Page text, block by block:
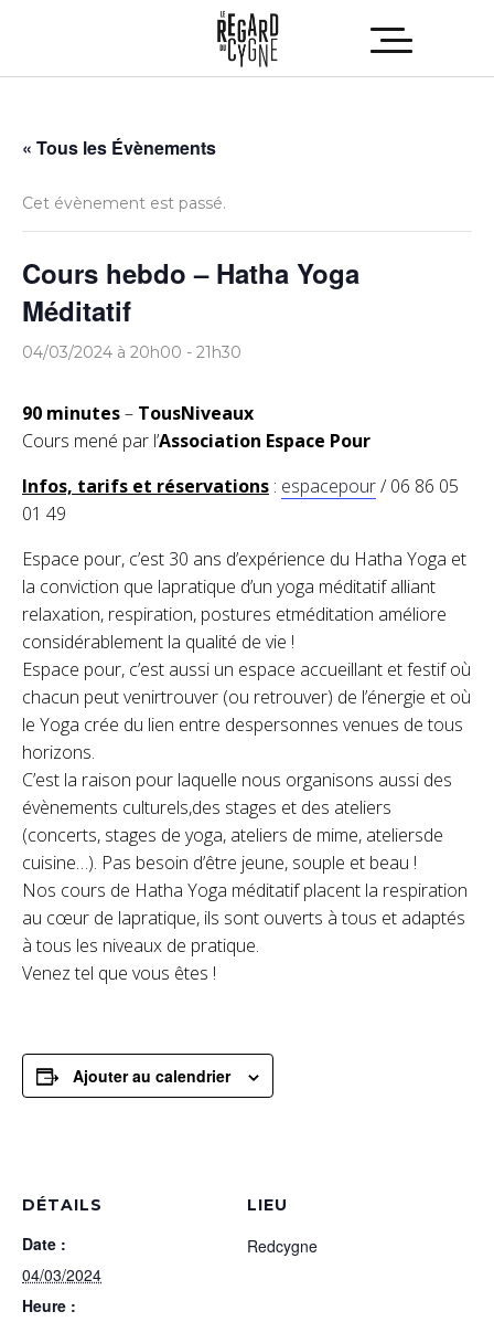
« Tous les Évènements
Cet évènement est passé.
Cours hebdo – Hatha Yoga
Méditatif
04/03/2024 à 20h00 - 21h30
90 minutes– TousNiveaux
Cours mené par l’Association Espace Pour
Infos, tarifs et réservations : espacepour/ 06 86 05
01 49
Espace pour, c’est 30 ans d’expérience du Hatha Yoga et
la conviction que lapratique d’un yoga méditatif alliant
relaxation, respiration, postures etméditation améliore
considérablement la qualité de vie !
Espace pour, c’est aussi un espace accueillant et festif où
chacun peut venirtrouver (ou retrouver) de l’énergie et où
le Yoga crée du lien entre despersonnes venues de tous
horizons.
C’est la raison pour laquelle nous organisons aussi des
évènements culturels,des stages et des ateliers
(concerts, stages de yoga, ateliers de mime, ateliersde
cuisine…). Pas besoin d’être jeune, souple et beau !
Nos cours de Hatha Yoga méditatif placent la respiration
au cœur de lapratique, ils sont ouverts à tous et adaptés
à tous les niveaux de pratique.
Venez tel que vous êtes !
Ajouter au calendrier
DÉTAILS
Date :
04/03/2024
Heure :
LIEU
Redcygne